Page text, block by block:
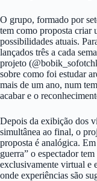
O grupo, formado por
tem como proposta criar
possibilidades atuais.
lançados três a cada
projeto
sobre como foi estudar
mais de um ano, num
acabar e o
Depois da exibição dos
simultânea ao final, o
proposta é analógica.
guerra” o espectador
exclusivamente virtual e
onde experiências são